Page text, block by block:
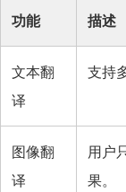
功能 描述
文本翻
译
支持
图像翻
译
用户
果。